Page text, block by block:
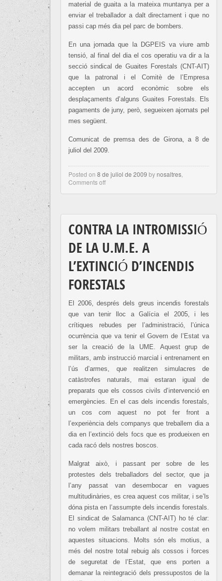
material de guaita a la mateixa muntanya per a
enviar el treballador a dalt directament i que no
passi cap més dia pel parc de bombers.
En una jornada que la DGPEIS va viure amb
tensió, al final del dia el cos operatiu va dir a la
secció sindical de Guaites Forestals (CNT-AIT)
que la patronal i el Comitè de l’Empresa
accepten un acord econòmic sobre els
desplaçaments d’alguns Guaites Forestals. Els
pagaments de juny, però, segueixen ajornats pel
mes següent.
Comunicat de premsa des de Girona, a 8 de
juliol del 2009.
Posted on 8 de juliol de 2009 by nosaltres
Comments off
CONTRA LA INTROMISSIÓ
DE LA U.M.E. A
L’EXTINCIÓ D’INCENDIS
FORESTALS
El 2006, després dels greus incendis forestals
que van tenir lloc a Galícia el 2005, i les
crítiques rebudes per l’administració, l’única
ocurrència que va tenir el Govern de l’Estat va
ser la creació de la UME. Aquest grup de
militars, amb instrucció marcial i entrenament en
l’ús d’armes, que realitzen simulacres de
catàstrofes naturals, mai estaran igual de
preparats que els cossos civils d’intervenció en
emergències. En el cas dels incendis forestals,
un cos com aquest no pot fer front a
l’experiència dels companys que treballem dia a
dia en l’extinció dels focs que es produeixen en
cada racó dels nostres boscos.
Malgrat això, i passant per sobre de les
protestes dels treballadors del sector, que ja
l’any passat van desembocar en vagues
multitudinàries, es crea aquest cos militar, i se’ls
dóna pista en l’assumpte dels incendis forestals.
El sindicat de Salamanca (CNT-AIT) ho té clar:
no volem militars treballant al nostre costat en
aquestes situacions. Molts són els motius, a
més del nostre total rebuig als cossos i forces
de seguretat de l’Estat, que ens porten a
demanar la reintegració dels pressupostos de la